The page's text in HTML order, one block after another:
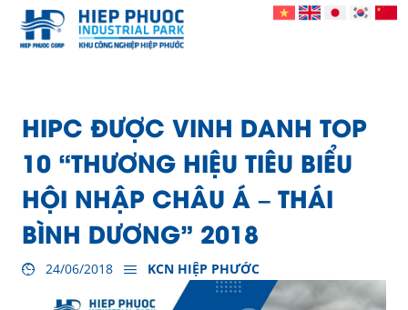
HIPC ĐƯỢC VINH DANH TOP
10 “THƯƠNG HIỆU TIÊU BIỂU
HỘI NHẬP CHÂU Á – THÁI
BÌNH DƯƠNG” 2018
24/06/2018 KCN HIỆP PHƯỚC